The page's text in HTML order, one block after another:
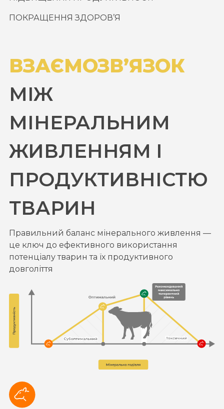
ПОКРАЩЕННЯ ЗДОРОВ’Я
ВЗАЄМОЗВ’ЯЗОК
МІЖ
МІНЕРАЛЬНИМ
ЖИВЛЕННЯМ І
ПРОДУКТИВНІСТЮ
ТВАРИН
Правильний баланс мінерального живлення —
це ключ до ефективного використання
потенціалу тварин та їх продуктивного
довголіття